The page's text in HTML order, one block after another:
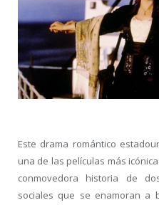
Este drama romántico
una de las películas más
conmovedora historia de
sociales que se enamoran a